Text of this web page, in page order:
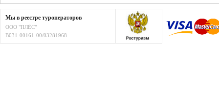
Мы в реестре туроператоров
ООО "ПЛЁС"
В031-00161-00/03281968